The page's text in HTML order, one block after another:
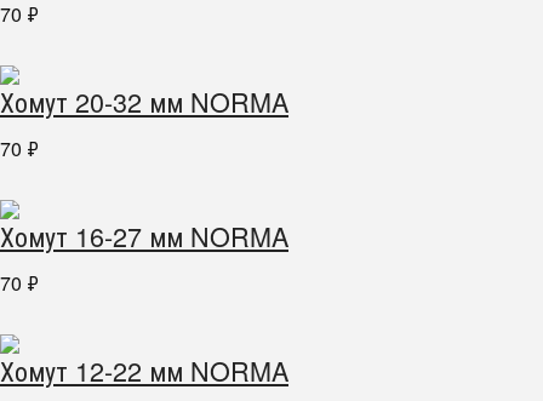
70 ₽
Хомут 20-32 мм NORMA
70 ₽
Хомут 16-27 мм NORMA
70 ₽
Хомут 12-22 мм NORMA